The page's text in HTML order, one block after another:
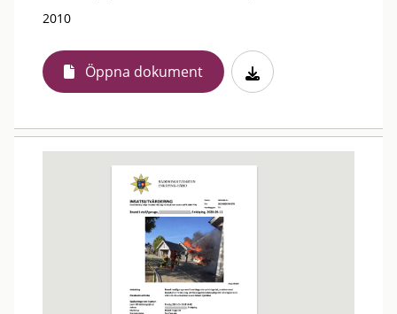
2010
Öppna dokument